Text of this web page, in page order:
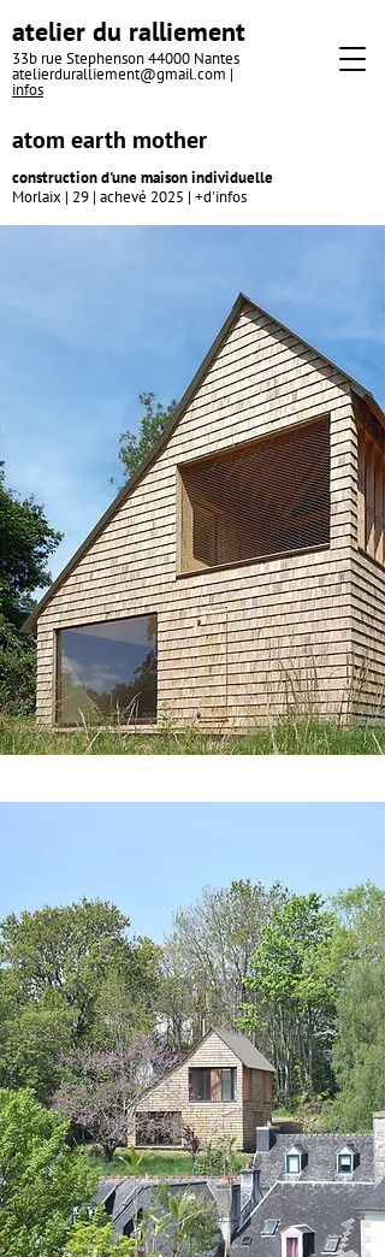
atelier du ralliement
33b rue Stephenson 44000 Nantes
atelierduralliement@gmail.com |
infos
atom earth mother
constructiond'une maison individuelle
Morlaix | 29 | achevé 2025 | +d'infos